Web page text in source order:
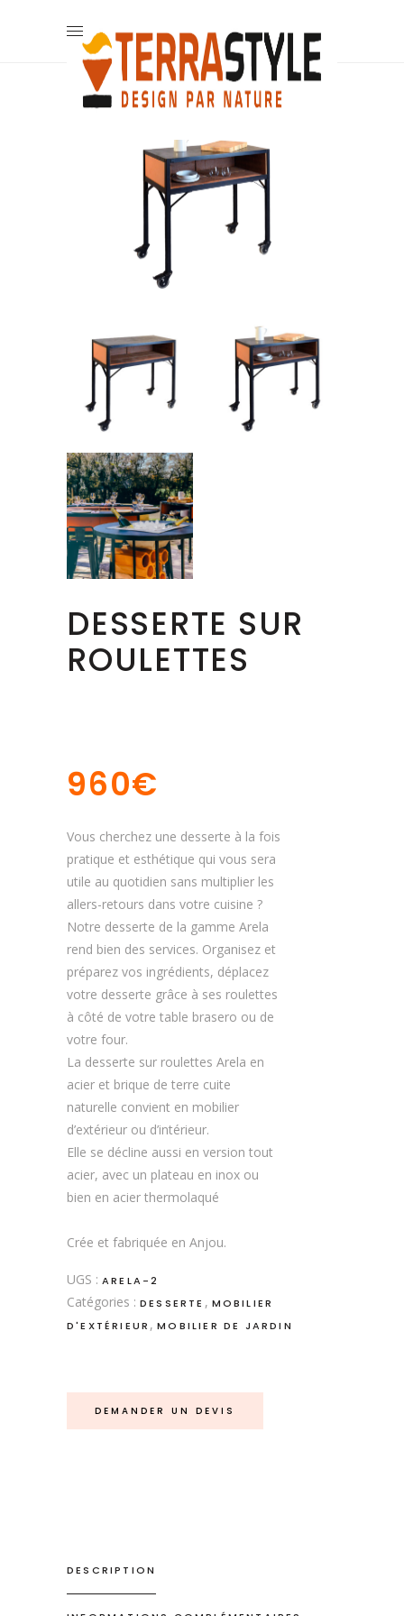
DESSERTE SUR
ROULETTES
960€
Vous cherchez une desserte à la fois
pratique et esthétique qui vous sera
utile au quotidien sans multiplier les
allers-retours dans votre cuisine ?
Notre desserte de la gamme Arela
rend bien des services. Organisez et
préparez vos ingrédients, déplacez
votre desserte grâce à ses roulettes
à côté de votre table brasero ou de
votre four.
La desserte sur roulettes Arela en
acier et brique de terre cuite
naturelle convient en mobilier
d’extérieur ou d’intérieur.
Elle se décline aussi en version tout
acier, avec un plateau en inox ou
bien en acier thermolaqué
Crée et fabriquée en Anjou.
UGS : ARELA-2
Catégories : DESSERTE , MOBILIER
D'EXTÉRIEUR ,MOBILIER DE JARDIN
DEMANDER UN DEVIS
DESCRIPTION